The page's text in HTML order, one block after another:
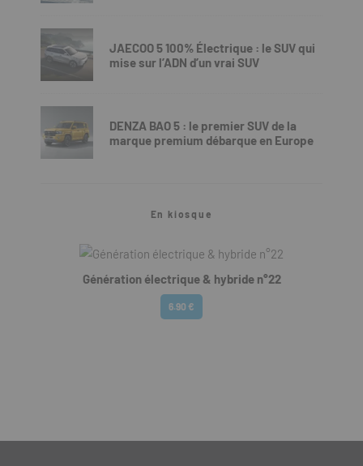
JAECOO 5 100% Électrique : le SUV qui
mise sur l’ADN d’un vrai SUV
DENZA BAO 5 : le premier SUV de la
marque premium débarque en Europe
En kiosque
Génération électrique & hybride n°22
6.90 €